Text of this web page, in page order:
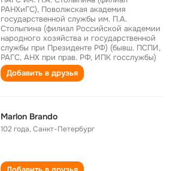
РАНХиГС), Поволжская академия
государственной службы им. П.А.
Столыпина (филиал Российской академии
народного хозяйства и государственной
службы при Президенте РФ) (бывш. ПСПИ,
РАГС, АНХ при прав. РФ, ИПК госслужбы)
Добавить в друзья
Marlon Brando
102 года,Санкт-Петербург